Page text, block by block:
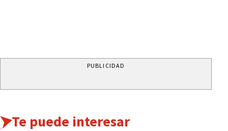
PUBLICIDAD
Te puede interesar